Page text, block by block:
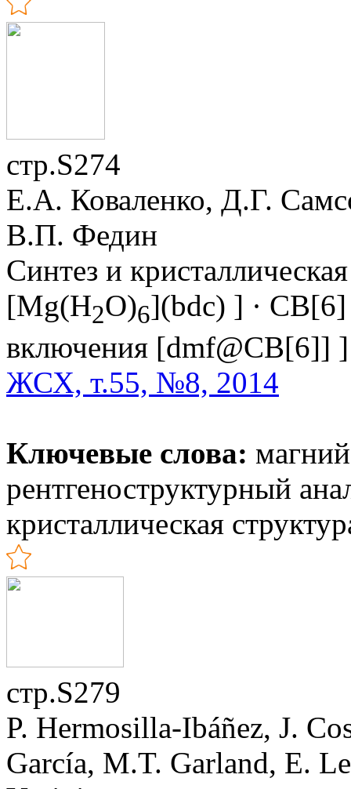
стр.S274
Е.А. Коваленко, Д.Г.
В.П. Федин
Синтез и
[Mg(H2O)6](bdc) ] ·
включения [dmf@CB[6]]
ЖСХ, т.55, №8, 2014
Ключевые слова:
рентгеноструктурный
кристаллическая
стр.S279
P. Hermosilla-Ibáñez, J.
García, M.T. Garland, E.